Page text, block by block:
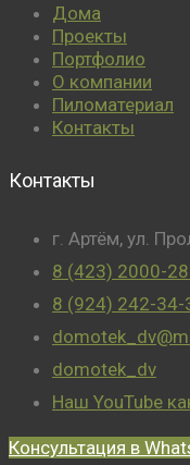
Дома
Проекты
Портфолио
О компании
Пиломатериал
Контакты
Контакты
г. Артём, ул.
8 (423) 2000-
8 (924) 242-34-
domotek_dv
Наш YouTube
Консультация в